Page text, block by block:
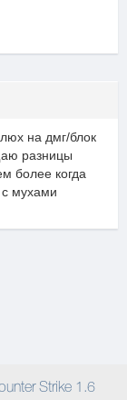
на дмг/блок
разницы
более когда
мухами
Strike 1.6